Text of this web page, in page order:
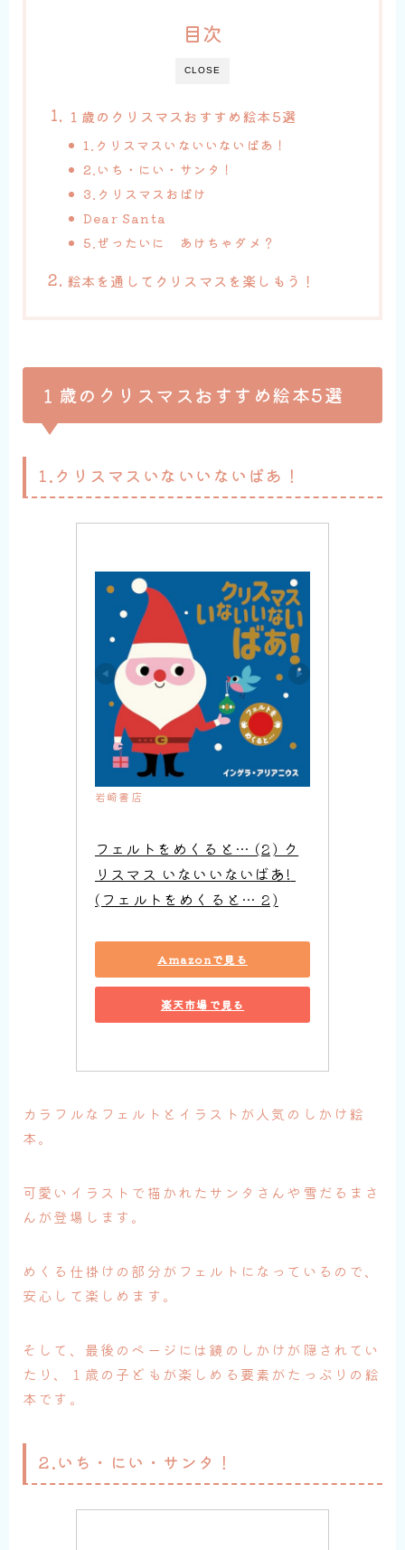
CLOSE
目次
１歳のクリスマスおすすめ絵本5選
1.クリスマスいないいないばあ！
2.いち・にい・サンタ！
3.クリスマスおばけ
Dear Santa
5.ぜったいに あけちゃダメ？
絵本を通してクリスマスを楽しもう！
１歳のクリスマスおすすめ絵本5選
1.クリスマスいないいないばあ！
岩崎書店
フェルトをめくると… (2) ク
リスマス いないいないばあ!
(フェルトをめくると… 2)
Amazonで見る
楽天市場で見る
カラフルなフェルトとイラストが人気のしかけ絵
本。
可愛いイラストで描かれたサンタさんや雪だるまさ
んが登場します。
めくる仕掛けの部分がフェルトになっているので、
安心して楽しめます。
そして、最後のページには鏡のしかけが隠されてい
たり、１歳の子どもが楽しめる要素がたっぷりの絵
本です。
2.いち・にい・サンタ！